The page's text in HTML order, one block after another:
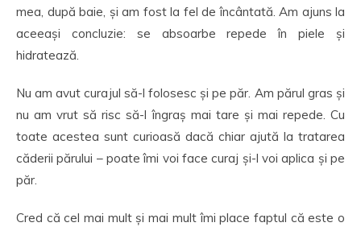
mea, după baie, și am fost la fel de încântată. Am ajuns la
aceeași concluzie: se absoarbe repede în piele și
hidratează.
Nu am avut curajul să-l folosesc și pe păr. Am părul gras și
nu am vrut să risc să-l îngraș mai tare și mai repede. Cu
toate acestea sunt curioasă dacă chiar ajută la tratarea
căderii părului – poate îmi voi face curaj și-l voi aplica și pe
păr.
Cred că cel mai mult și mai mult îmi place faptul că este o